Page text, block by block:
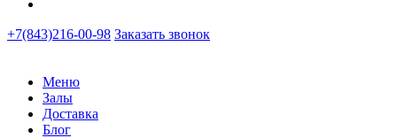
+7(843)216-00-98 Заказать звонок
Меню
Залы
Доставка
Блог